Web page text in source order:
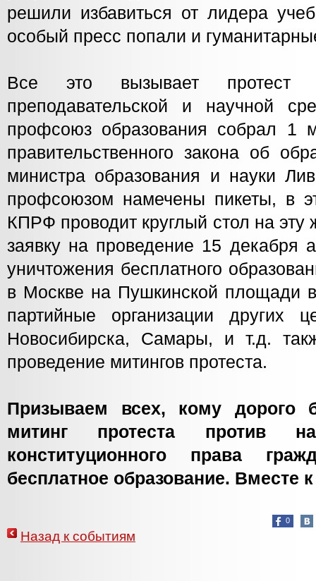
решили избавиться от лидера
особый пресс попали и
Все это вызывает протест
преподавательской и научной
профсоюз образования собрал 1
правительственного закона об
министра образования и науки
профсоюзом намечены пикеты, в
КПРФ проводит круглый стол на
заявку на проведение 15 декабря
уничтожения бесплатного
в Москве на Пушкинской площади
партийные организации других
Новосибирска, Самары, и т.д.
проведение митингов протеста.
Призываем всех, кому дорого
митинг протеста против
конституционного права
бесплатное образование. Вместе
0
Назад к событиям